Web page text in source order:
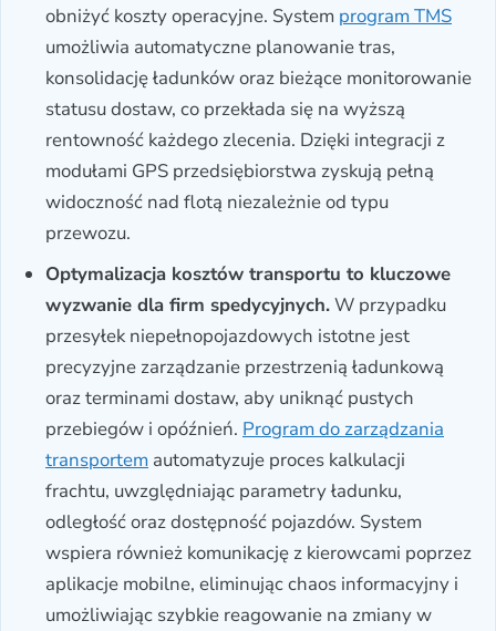
obniżyć koszty operacyjne. System program TMS
umożliwia automatyczne planowanie tras,
konsolidację ładunków oraz bieżące monitorowanie
statusu dostaw, co przekłada się na wyższą
rentowność każdego zlecenia. Dzięki integracji z
modułami GPS przedsiębiorstwa zyskują pełną
widoczność nad flotą niezależnie od typu
przewozu.
Optymalizacja kosztów transportu to kluczowe
wyzwanie dla firm spedycyjnych.W przypadku
przesyłek niepełnopojazdowych istotne jest
precyzyjne zarządzanie przestrzenią ładunkową
oraz terminami dostaw, aby uniknąć pustych
przebiegów i opóźnień. Program do zarządzania
transportem automatyzuje proces kalkulacji
frachtu, uwzględniając parametry ładunku,
odległość oraz dostępność pojazdów. System
wspiera również komunikację z kierowcami poprzez
aplikacje mobilne, eliminując chaos informacyjny i
umożliwiając szybkie reagowanie na zmiany w